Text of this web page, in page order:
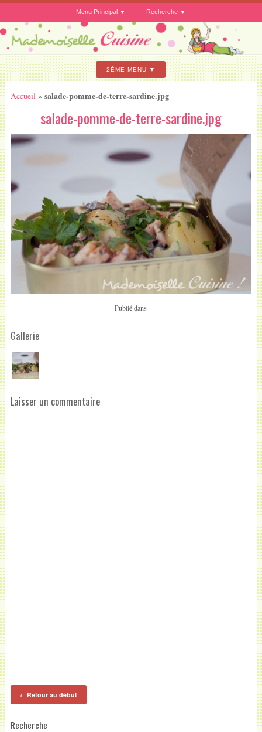
Menu Principal Recherche
2ÈME MENU
Accueil » salade-pomme-de-terre-sardine.jpg
salade-pomme-de-terre-sardine.jpg
Publié dans
Gallerie
Laisser un commentaire
←Retour au début
Recherche